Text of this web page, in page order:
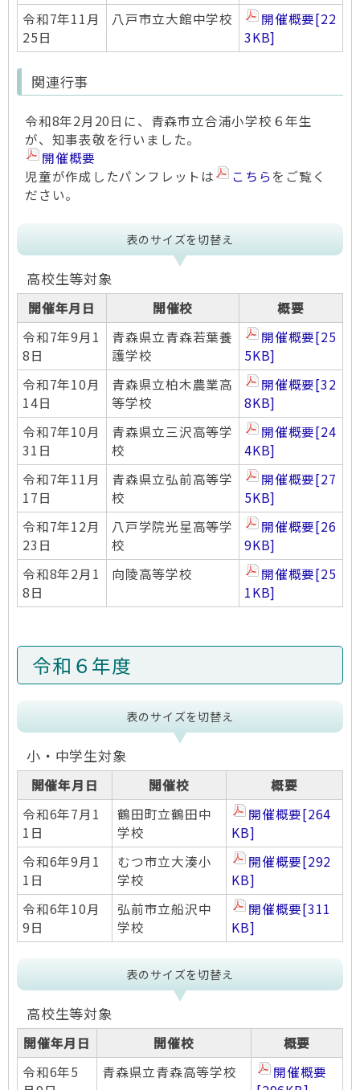
令和7年11月
25日
八戸市立大館中学校 開催概要[22
3KB]
関連行事
令和8年2月20日に、青森市立合浦小学校６年生
が、知事表敬を行いました。
開催概要
児童が作成したパンフレットは
こちらをご覧く
ださい。
表のサイズを切替え
高校生等対象
開催年月日 開催校
概要
令和7年9月1
8日
青森県立青森若葉養
護学校
開催概要[25
5KB]
令和7年10月
14日
青森県立柏木農業高
等学校
開催概要[32
8KB]
令和7年10月
31日
青森県立三沢高等学
校
開催概要[24
4KB]
令和7年11月
17日
青森県立弘前高等学
校
開催概要[27
5KB]
令和7年12月
23日
八戸学院光星高等学
校
開催概要[26
9KB]
令和8年2月1
8日
向陵高等学校 開催概要[25
1KB]
令和６年度
表のサイズを切替え
小・中学生対象
開催年月日 開催校
概要
令和6年7月1
1日
鶴田町立鶴田中
学校
開催概要[264
KB]
令和6年9月1
1日
むつ市立大湊小
学校
開催概要[292
KB]
令和6年10月
9日
弘前市立船沢中
学校
開催概要[311
KB]
表のサイズを切替え
高校生等対象
開催年月日 開催校
概要
令和6年5
青森県立青森高等学校
開催概要